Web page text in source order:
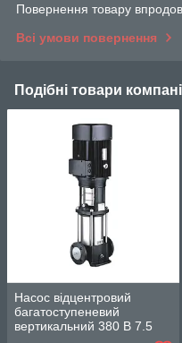
Повернення товару
Всі умови повернення
Подібні товари
Насос відцентровий
багатоступеневий
вертикальний 380 В 7.5